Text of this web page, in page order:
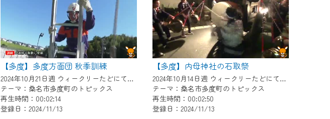
【多度】多度方面団 秋季訓練
2024年10月21日週 ウィークリーたどにて放送
テーマ：桑名市多度町のトピックス
再生時間：00:02:14
登録日：2024/11/13
【多度】内母神社の石取祭
2024年10月14日週 ウィークリーたどにて放送
テーマ：桑名市多度町のトピックス
再生時間：00:02:50
登録日：2024/11/13